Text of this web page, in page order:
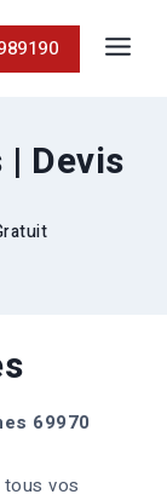
Devis
69970
vos